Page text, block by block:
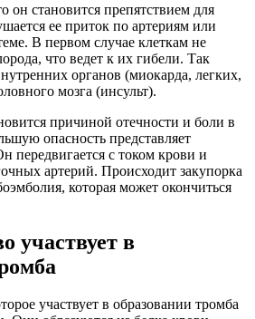
он становится препятствием для
ее приток по артериям или
В первом случае клеткам не
что ведет к их гибели. Так
органов (миокарда, легких,
мозга (инсульт).
причиной отечности и боли в
опасность представляет
передвигается с током крови и
артерий. Происходит закупорка
которая может окончиться
участвует в
участвует в образовании тромба